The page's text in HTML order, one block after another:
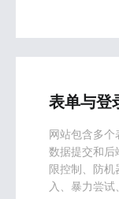
表单与登
网站包含多个
数据提交和后
限控制、防
入、暴力尝试